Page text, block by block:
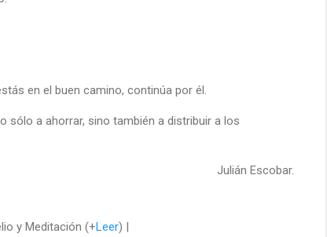
en el buen camino, continúa por él.
sólo a ahorrar, sino también a distribuir a los
Julián Escobar.
y Meditación (+Leer) |